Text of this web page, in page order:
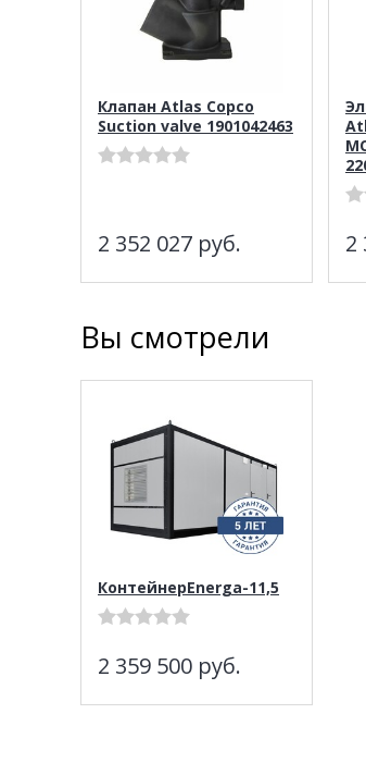
Клапан Atlas Copco
Suction valve 1901042463
2 352 027 руб. 2
Вы смотрели
КонтейнерEnerga-11,5
2 359 500 руб.